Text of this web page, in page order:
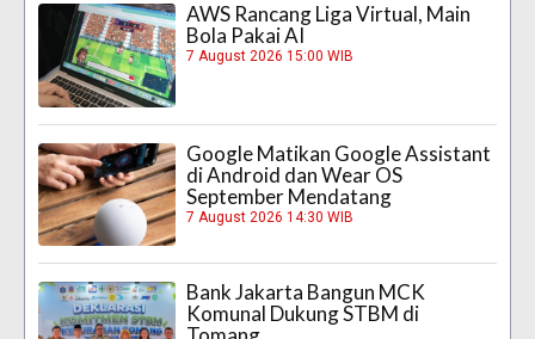
AWS Rancang Liga Virtual, Main
Bola Pakai AI
7 August 2026 15:00 WIB
Google Matikan Google Assistant
di Android dan Wear OS
September Mendatang
7 August 2026 14:30 WIB
Bank Jakarta Bangun MCK
Komunal Dukung STBM di